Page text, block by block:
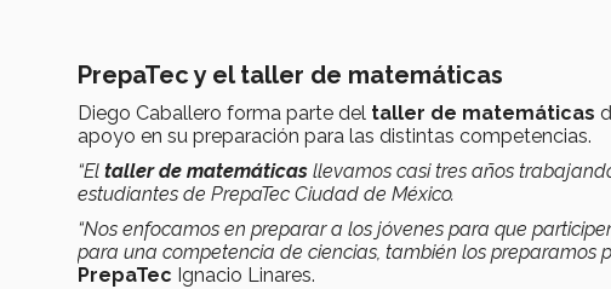
PrepaTec y el taller de matemáticas
Diego Caballero forma parte del taller de matemáticas
apoyo en su preparación para las distintas competencias.
“El taller de matemáticas llevamos casi tres años
estudiantes de PrepaTec Ciudad de México.
“Nos enfocamos en preparar a los jóvenes para que
para una competencia de ciencias, también los preparamos
PrepaTec Ignacio Linares.